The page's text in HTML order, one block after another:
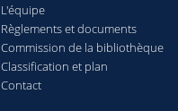
L'équipe
Règlements et documents
Commission de la bibliothèque
Classification et plan
Contact